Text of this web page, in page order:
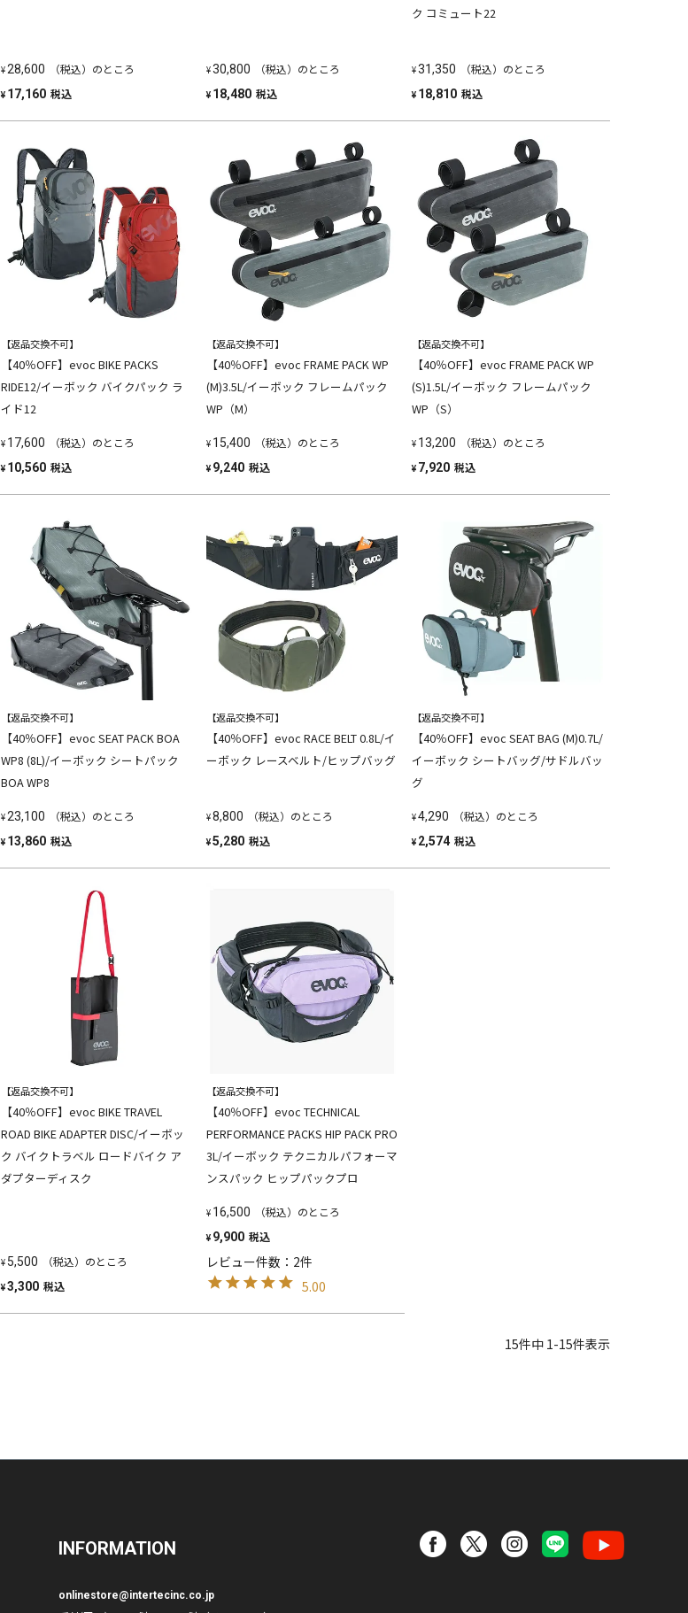
¥28,600 （税込）のところ
¥ 17,160 税込
¥30,800 （税込）のところ
¥ 18,480 税込
ク コミュート22
¥31,350 （税込）のところ
¥ 18,810 税込
【返品交換不可】
【40％OFF】evoc BIKE PACKS
RIDE12/イーボック バイクパック ラ
イド12
¥ 17,600 （税込）のところ
¥ 10,560 税込
【返品交換不可】
【40％OFF】evoc FRAME PACK WP
(M)3.5L/イーボック フレームパック
WP（M）
¥ 15,400 （税込）のところ
¥ 9,240 税込
【返品交換不可】
【40％OFF】evoc FRAME PACK WP
(S)1.5L/イーボック フレームパック
WP（S）
¥ 13,200 （税込）のところ
¥ 7,920 税込
【返品交換不可】
【40％OFF】evoc SEAT PACK BOA
WP8 (8L)/イーボック シートパック
BOA WP8
¥23,100 （税込）のところ
¥ 13,860 税込
【返品交換不可】
【40％OFF】evoc RACE BELT 0.8L/イ
ーボック レースベルト/ヒップバッグ
¥8,800 （税込）のところ
¥5,280 税込
【返品交換不可】
【40％OFF】evoc SEAT BAG (M)0.7L/
イーボック シートバッグ/サドルバッ
グ
¥4,290 （税込）のところ
¥ 2,574 税込
【返品交換不可】
【40％OFF】evoc BIKE TRAVEL
ROAD BIKE ADAPTER DISC/イーボッ
ク バイクトラベル ロードバイク ア
ダプターディスク
¥ 5,500 （税込）のところ
¥3,300 税込
【返品交換不可】
【40％OFF】evoc TECHNICAL
PERFORMANCE PACKS HIP PACK PRO
3L/イーボック テクニカルパフォーマ
ンスパック ヒップパックプロ
¥ 16,500 （税込）のところ
¥ 9,900 税込
レビュー件数：2件
5.00
15件中 1-15件表示
INFORMATION
onlinestore@intertecinc.co.jp